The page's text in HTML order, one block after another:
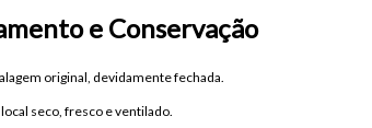
e Conservação
original, devidamente fechada.
seco, fresco e ventilado.